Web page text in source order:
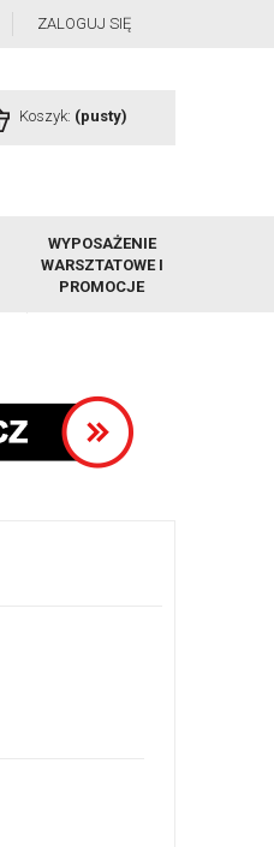
ZALOGUJ SIĘ
Koszyk: (pusty)
WYPOSAŻENIE
WARSZTATOWE I
PROMOCJE